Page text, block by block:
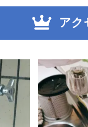
アク
2